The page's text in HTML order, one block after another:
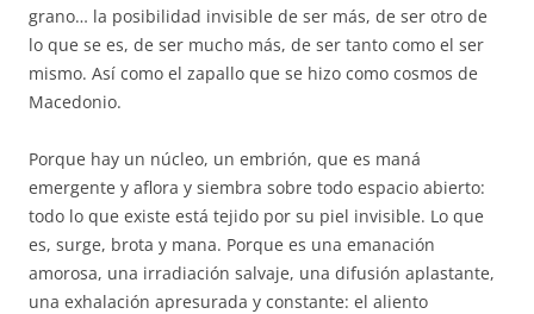
grano… la posibilidad invisible de ser más, de ser otro de
lo que se es, de ser mucho más, de ser tanto como el ser
mismo. Así como el zapallo que se hizo como cosmos de
Macedonio.
Porque hay un núcleo, un embrión, que es maná
emergente y aflora y siembra sobre todo espacio abierto:
todo lo que existe está tejido por su piel invisible. Lo que
es, surge, brota y mana. Porque es una emanación
amorosa, una irradiación salvaje, una difusión aplastante,
una exhalación apresurada y constante: el aliento